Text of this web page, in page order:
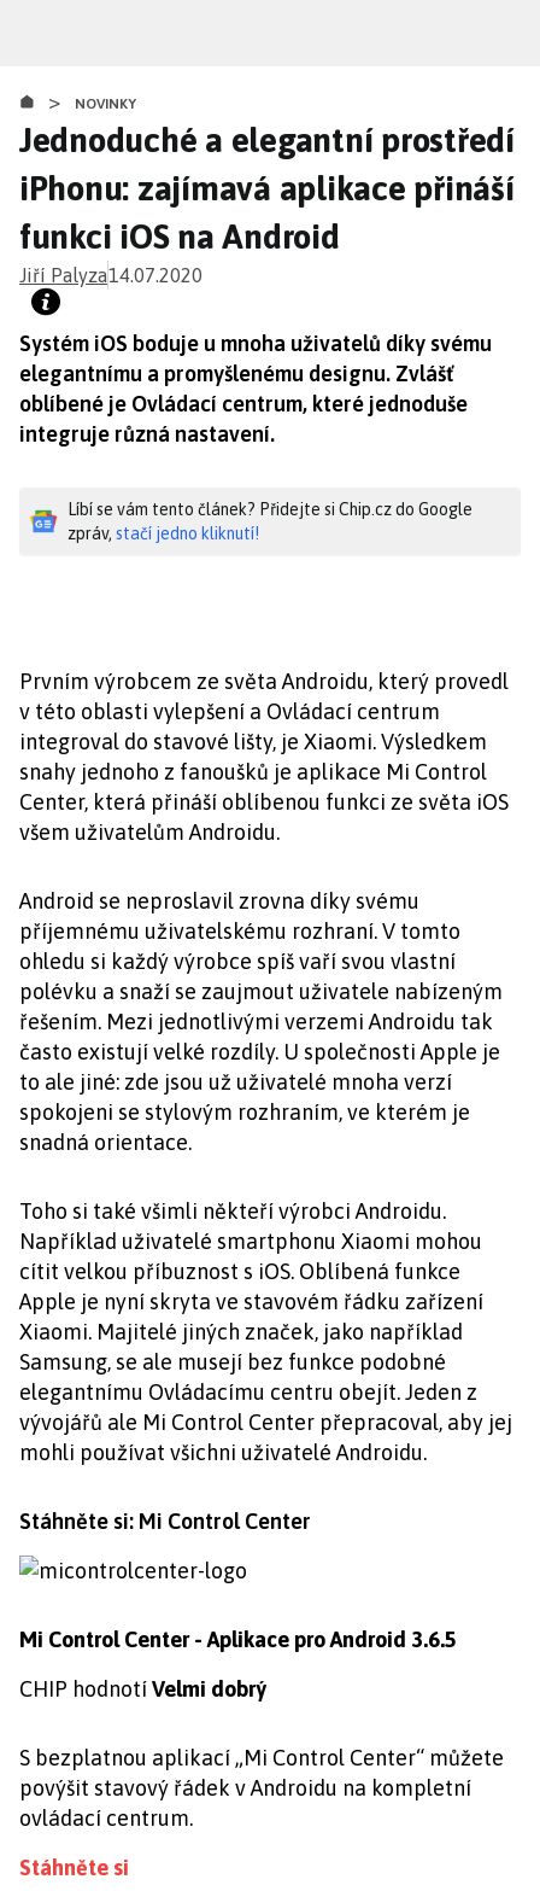
obsahu
> NOVINKY
Jednoduché a elegantní prostředí
iPhonu: zajímavá aplikace přináší
funkci iOS na Android
Jiří Palyza14.07.2020
Systém iOS boduje u mnoha uživatelů díky svému
elegantnímu a promyšlenému designu. Zvlášť
oblíbené je Ovládací centrum, které jednoduše
integruje různá nastavení.
Líbí se vám tento článek? Přidejte si Chip.cz do Google
zpráv, stačí jedno kliknutí!
Prvním výrobcem ze světa Androidu, který provedl
v této oblasti vylepšení a Ovládací centrum
integroval do stavové lišty, je Xiaomi. Výsledkem
snahy jednoho z fanoušků je aplikace Mi Control
Center, která přináší oblíbenou funkci ze světa iOS
všem uživatelům Androidu.
Android se neproslavil zrovna díky svému
příjemnému uživatelskému rozhraní. V tomto
ohledu si každý výrobce spíš vaří svou vlastní
polévku a snaží se zaujmout uživatele nabízeným
řešením. Mezi jednotlivými verzemi Androidu tak
často existují velké rozdíly. U společnosti Apple je
to ale jiné: zde jsou už uživatelé mnoha verzí
spokojeni se stylovým rozhraním, ve kterém je
snadná orientace.
Toho si také všimli někteří výrobci Androidu.
Například uživatelé smartphonu Xiaomi mohou
cítit velkou příbuznost s iOS. Oblíbená funkce
Apple je nyní skryta ve stavovém řádku zařízení
Xiaomi. Majitelé jiných značek, jako například
Samsung, se ale musejí bez funkce podobné
elegantnímu Ovládacímu centru obejít. Jeden z
vývojářů ale Mi Control Center přepracoval, aby jej
mohli používat všichni uživatelé Androidu.
Stáhněte si: Mi Control Center
Mi Control Center - Aplikace pro Android 3.6.5
CHIP hodnotíVelmi dobrý
S bezplatnou aplikací „Mi Control Center“ můžete
povýšit stavový řádek v Androidu na kompletní
ovládací centrum.
Stáhněte si